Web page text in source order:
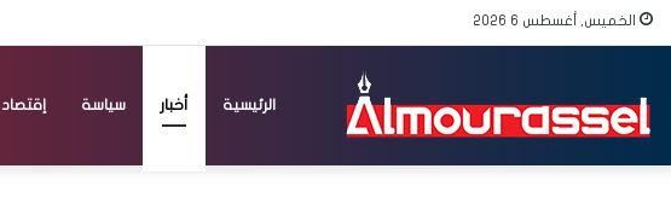
الخميس, أغسطس 6 2026
الرئيسية أخبار سياسة إقتصاد